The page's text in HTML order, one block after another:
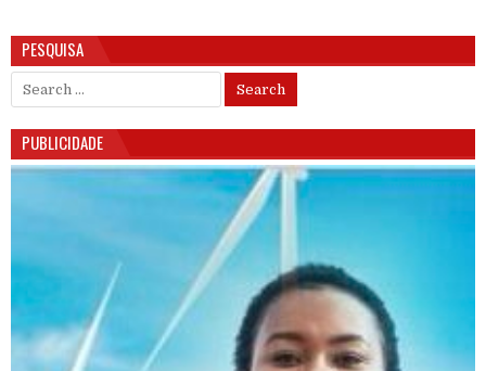
PESQUISA
Search for:
PUBLICIDADE